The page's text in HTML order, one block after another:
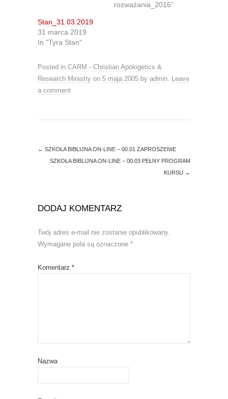
e
r
(
O
n
s
i
n
n
e
n
)
o
o
k
(
e
n
s
i
i
w
rozważania_2016"
Stan_31.03.2019
31 marca 2019
In "Tyra Stan"
Posted in CARM - Christian Apologetics &
Research Ministry on 5 maja 2005 by admin. Leave
a comment
← SZKOŁA BIBLIJNA ON-LINE – 00.01 ZAPROSZENIE
SZKOŁA BIBLIJNA ON-LINE – 00.03 PEŁNY PROGRAM
KURSU →
DODAJ KOMENTARZ
Twój adres e-mail nie zostanie opublikowany.
Wymagane pola są oznaczone *
Komentarz *
Nazwa